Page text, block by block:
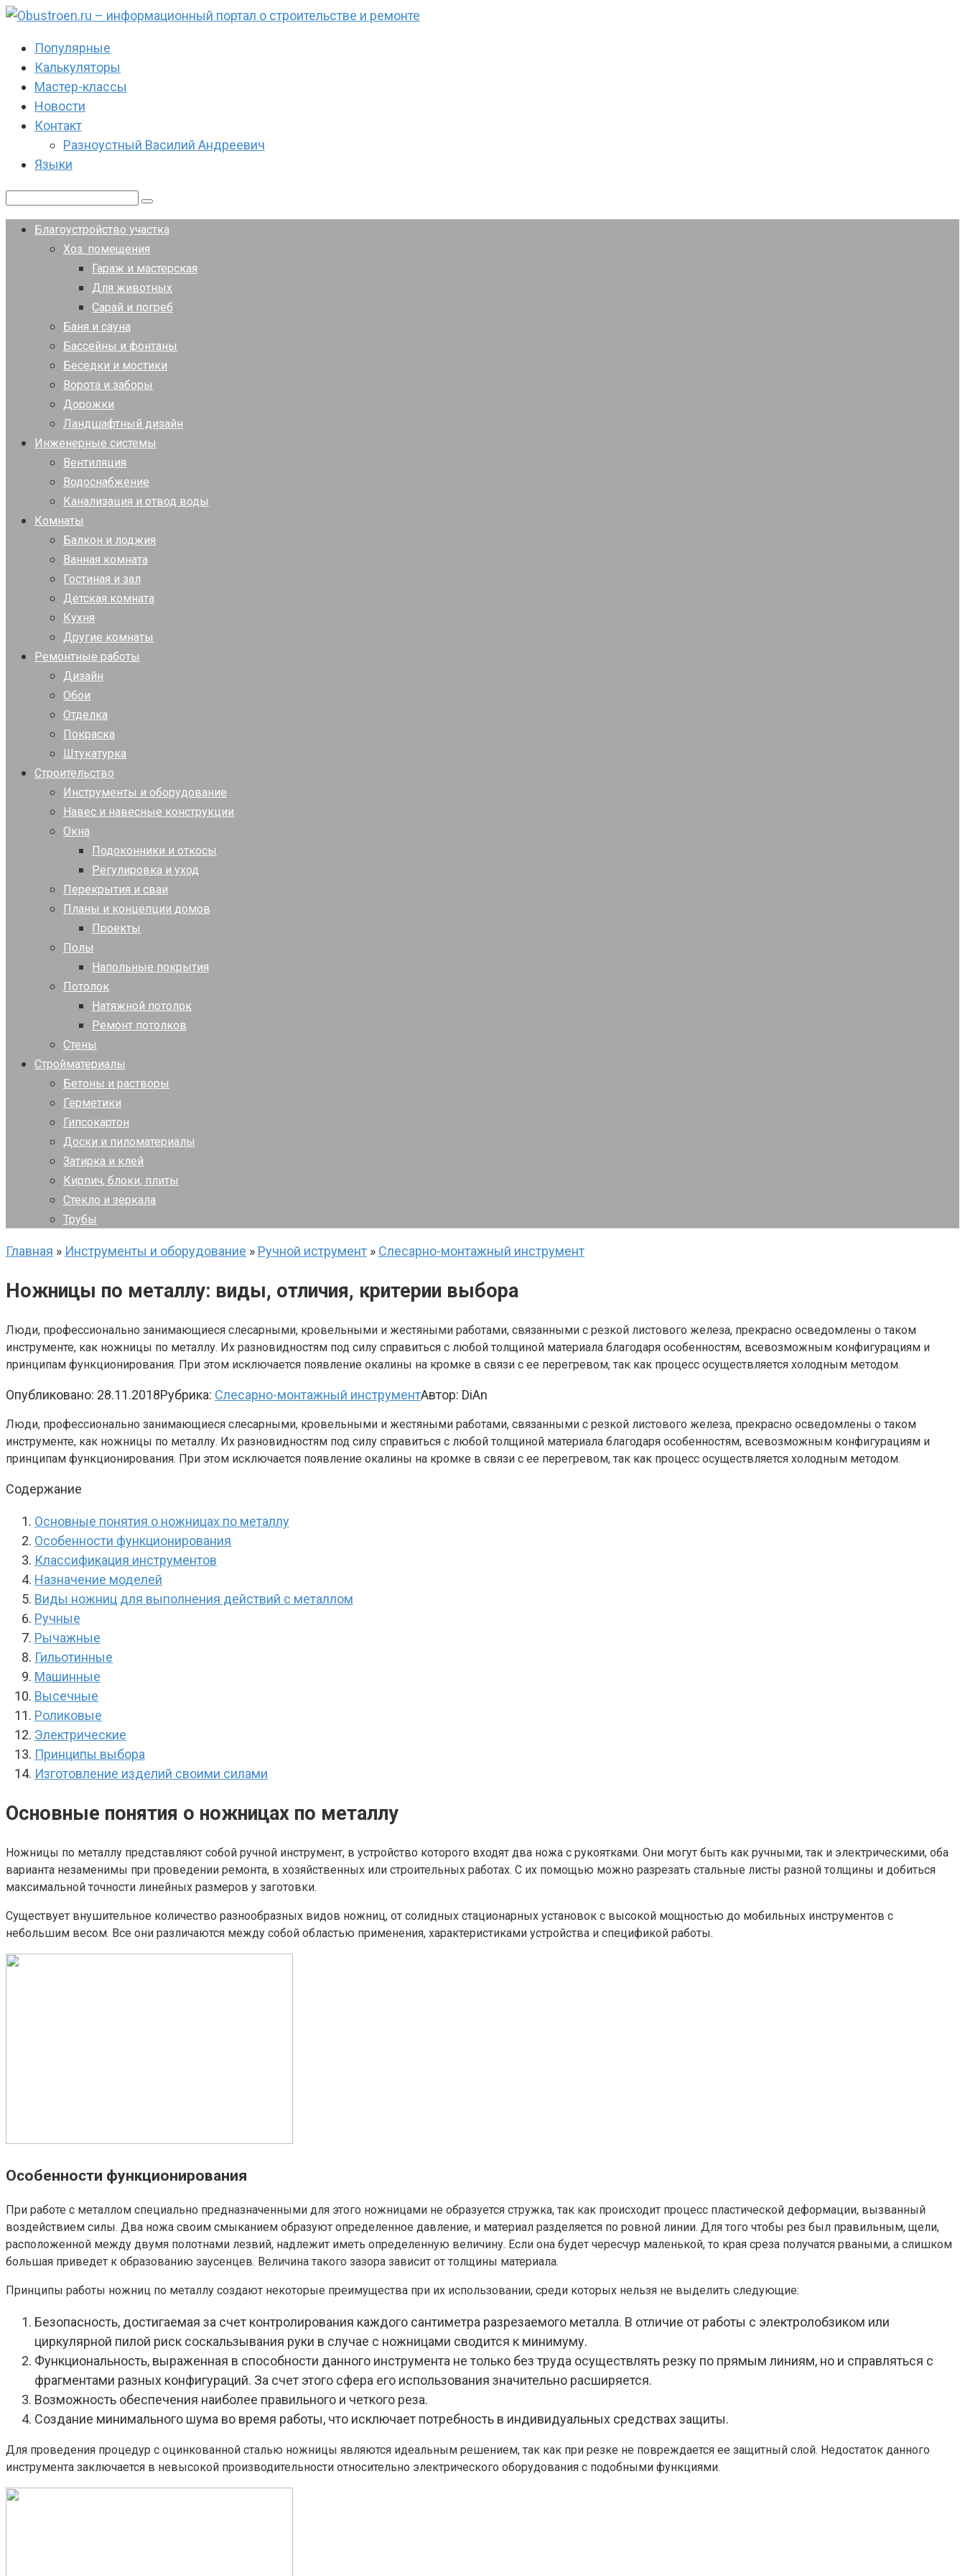
Перейти
контентуПопулярные
Калькуляторы
Мастер-классы
Новости
Контакт
Разноустный Василий Андреевич
Языки
Поиск:
Благоустройство участка
Хоз. помещения
Гараж и мастерская
Для животных
Сарай и погреб
Баня и сауна
Бассейны и фонтаны
Беседки и мостики
Ворота и заборы
Дорожки
Ландшафтный дизайн
Инженерные системы
Вентиляция
Водоснабжение
Канализация и отвод воды
Комнаты
Балкон и лоджия
Ванная комната
Гостиная и зал
Детская комната
Кухня
Другие комнаты
Ремонтные работы
Дизайн
Обои
Отделка
Покраска
Штукатурка
Строительство
Инструменты и оборудование
Навес и навесные конструкции
Окна
Подоконники и откосы
Регулировка и уход
Перекрытия и сваи
Планы и концепции домов
Проекты
Полы
Напольные покрытия
Потолок
Натяжной потолок
Ремонт потолков
Стены
Стройматериалы
Бетоны и растворы
Герметики
Гипсокартон
Доски и пиломатериалы
Затирка и клей
Кирпич, блоки, плиты
Стекло и зеркала
Трубы
Главная » Инструменты и оборудование » Ручной иструмент » Слесарно-монтажный инструмент
Ножницы по металлу: виды, отличия, критерии выбора
Люди, профессионально занимающиеся слесарными, кровельными и жестяными работами, связанными с резкой листового железа, прекрасно осведомлены о таком
инструменте, как ножницы по металлу. Их разновидностям под силу справиться с любой толщиной материала благодаря особенностям, всевозможным конфигурациям и
принципам функционирования. При этом исключается появление окалины на кромке в связи с ее перегревом, так как процесс осуществляется холодным методом.
Опубликовано: 28.11.2018Рубрика: Слесарно-монтажный инструментАвтор: DiAn
Люди, профессионально занимающиеся слесарными, кровельными и жестяными работами, связанными с резкой листового железа, прекрасно осведомлены о таком
инструменте, как ножницы по металлу. Их разновидностям под силу справиться с любой толщиной материала благодаря особенностям, всевозможным конфигурациям и
принципам функционирования. При этом исключается появление окалины на кромке в связи с ее перегревом, так как процесс осуществляется холодным методом.
Содержание
Основные понятия о ножницах по металлу
Особенности функционирования
Классификация инструментов
Назначение моделей
Виды ножниц для выполнения действий с металлом
Ручные
Рычажные
Гильотинные
Машинные
Высечные
Роликовые
Электрические
Принципы выбора
Изготовление изделий своими силами
Основные понятия о ножницах по металлу
Ножницы по металлу представляют собой ручной инструмент, в устройство которого входят два ножа с рукоятками. Они могут быть как ручными, так и электрическими, оба
варианта незаменимы при проведении ремонта, в хозяйственных или строительных работах. С их помощью можно разрезать стальные листы разной толщины и добиться
максимальной точности линейных размеров у заготовки.
Существует внушительное количество разнообразных видов ножниц, от солидных стационарных установок с высокой мощностью до мобильных инструментов с
небольшим весом. Все они различаются между собой областью применения, характеристиками устройства и спецификой работы.
Особенности функционирования
При работе с металлом специально предназначенными для этого ножницами не образуется стружка, так как происходит процесс пластической деформации, вызванный
воздействием силы. Два ножа своим смыканием образуют определенное давление, и материал разделяется по ровной линии. Для того чтобы рез был правильным, щели,
расположенной между двумя полотнами лезвий, надлежит иметь определенную величину. Если она будет чересчур маленькой, то края среза получатся рваными, а слишком
большая приведет к образованию заусенцев. Величина такого зазора зависит от толщины материала.
Принципы работы ножниц по металлу создают некоторые преимущества при их использовании, среди которых нельзя не выделить следующие:
Безопасность, достигаемая за счет контролирования каждого сантиметра разрезаемого металла. В отличие от работы с электролобзиком или
циркулярной пилой риск соскальзывания руки в случае с ножницами сводится к минимуму.
Функциональность, выраженная в способности данного инструмента не только без труда осуществлять резку по прямым линиям, но и справляться с
фрагментами разных конфигураций. За счет этого сфера его использования значительно расширяется.
Возможность обеспечения наиболее правильного и четкого реза.
Создание минимального шума во время работы, что исключает потребность в индивидуальных средствах защиты.
Для проведения процедур с оцинкованной сталью ножницы являются идеальным решением, так как при резке не повреждается ее защитный слой. Недостаток данного
инструмента заключается в невысокой производительности относительно электрического оборудования с подобными функциями.